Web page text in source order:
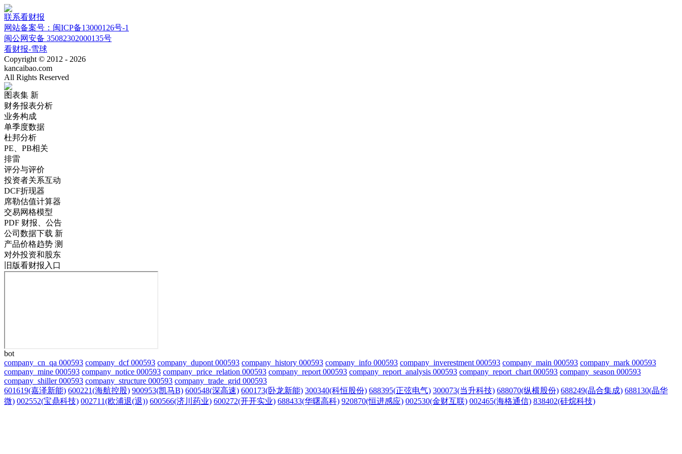
联系看财报
网站备案号：闽ICP备13000126号-1
闽公网安备 35082302000135号
看财报-雪球
Copyright © 2012 - 2026
kancaibao.com
All Rights Reserved
图表集 新
财务报表分析
业务构成
单季度数据
杜邦分析
PE、PB相关
排雷
评分与评价
投资者关系互动
DCF折现器
席勒估值计算器
交易网格模型
PDF 财报、公告
公司数据下载 新
产品价格趋势 测
对外投资和股东
旧版看财报入口
bot
company_cn_qa 000593 company_dcf 000593 company_dupont 000593 company_history 000593 company_info 000593 company_inverestment 000593 company_main 000593 company_mark 000593
company_mine 000593 company_notice 000593 company_price_relation 000593 company_report 000593 company_report_analysis 000593 company_report_chart 000593 company_season 000593
company_shiller 000593 company_structure 000593 company_trade_grid 000593
601619(嘉泽新能) 600221(海航控股) 900953(凯马B) 600548(深高速) 600173(卧龙新能) 300340(科恒股份) 688395(正弦电气) 300073(当升科技) 688070(纵横股份) 688249(晶合集成) 688130(晶华
微) 002552(宝鼎科技) 002711(欧浦退(退)) 600566(济川药业) 600272(开开实业) 688433(华曙高科) 920870(恒进感应) 002530(金财互联) 002465(海格通信) 838402(硅烷科技)